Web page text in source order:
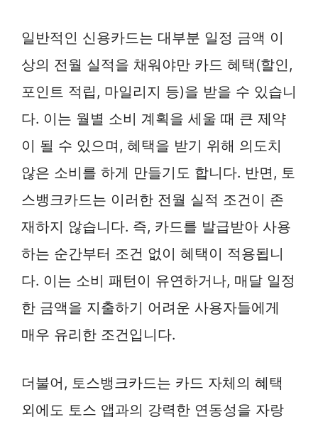
일반적인 신용카드는 대부분 일정 금액 이
상의 전월 실적을 채워야만 카드 혜택(할인,
포인트 적립, 마일리지 등)을 받을 수 있습니
다. 이는 월별 소비 계획을 세울 때 큰 제약
이 될 수 있으며, 혜택을 받기 위해 의도치
않은 소비를 하게 만들기도 합니다. 반면, 토
스뱅크카드는 이러한 전월 실적 조건이 존
재하지 않습니다. 즉, 카드를 발급받아 사용
하는 순간부터 조건 없이 혜택이 적용됩니
다. 이는 소비 패턴이 유연하거나, 매달 일정
한 금액을 지출하기 어려운 사용자들에게
매우 유리한 조건입니다.
더불어, 토스뱅크카드는 카드 자체의 혜택
외에도 토스 앱과의 강력한 연동성을 자랑